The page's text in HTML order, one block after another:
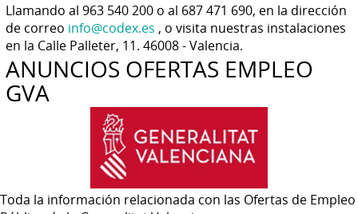
Llamando al 963 540 200 o al 687 471 690, en la dirección
de correo info@codex.es , o visita nuestras instalaciones
en la Calle Palleter, 11. 46008 - Valencia.
ANUNCIOS OFERTAS EMPLEO
GVA
Toda la información relacionada con las Ofertas de Empleo